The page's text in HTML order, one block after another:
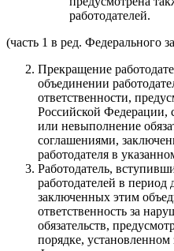
работодателей.
(часть 1 в ред. Федерального
Прекращение
объединении
ответственности,
Российской Федерации,
или невыполнение
соглашениями,
работодателя в
Работодатель,
работодателей в период
заключенных этим
ответственность за
обязательств,
порядке, установленном